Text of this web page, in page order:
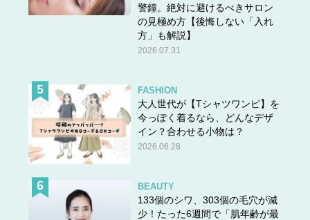
警鐘。絶対に避けるべきサロン
の見極め方【後悔しない「入れ
方」も解説】
2026.07.31
FASHION
大人世代が【Tシャツワンピ】を
今っぽく着るなら、どんなデザ
イン？合わせる小物は？
2026.06.28
BEAUTY
133個のシワ、303個の毛穴が減
少！たった6週間で「肌年齢が最